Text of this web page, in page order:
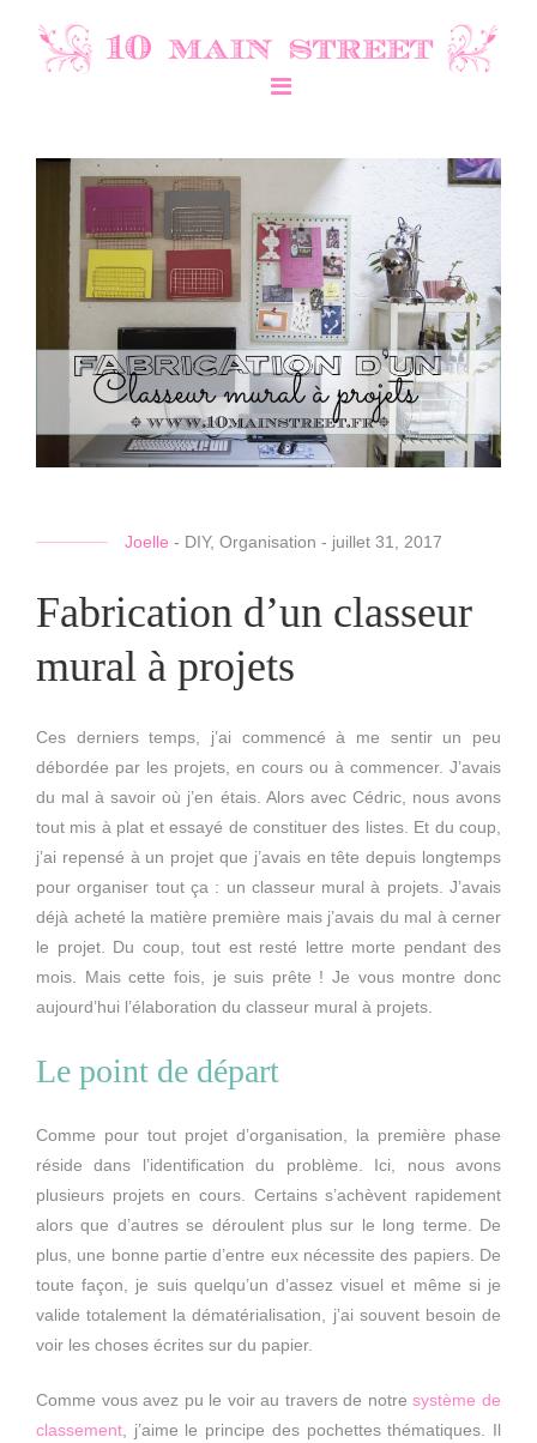
Joelle - DIY, Organisation - juillet 31, 2017
Fabrication d’un classeur
mural à projets
Ces derniers temps, j’ai commencé à me sentir un peu
débordée par les projets, en cours ou à commencer. J’avais
du mal à savoir où j’en étais. Alors avec Cédric, nous avons
tout mis à plat et essayé de constituer des listes. Et du coup,
j’ai repensé à un projet que j’avais en tête depuis longtemps
pour organiser tout ça : un classeur mural à projets. J’avais
déjà acheté la matière première mais j’avais du mal à cerner
le projet. Du coup, tout est resté lettre morte pendant des
mois. Mais cette fois, je suis prête ! Je vous montre donc
aujourd’hui l’élaboration du classeur mural à projets.
Le point de départ
Comme pour tout projet d’organisation, la première phase
réside dans l’identification du problème. Ici, nous avons
plusieurs projets en cours. Certains s’achèvent rapidement
alors que d’autres se déroulent plus sur le long terme. De
plus, une bonne partie d’entre eux nécessite des papiers. De
toute façon, je suis quelqu’un d’assez visuel et même si je
valide totalement la dématérialisation, j’ai souvent besoin de
voir les choses écrites sur du papier.
Comme vous avez pu le voir au travers de notresystème de
classement , j’aime le principe des pochettes thématiques. Il